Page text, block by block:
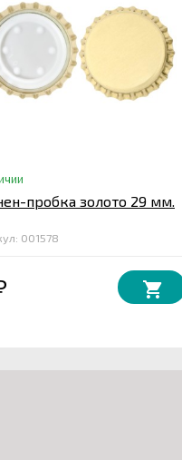
пробка золото 29 мм.
001578